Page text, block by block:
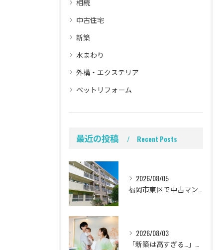
相続
中古住宅
新築
水まわり
外構・エクステリア
ペットリフォーム
最近の投稿 Recent Posts
2026/08/05
福岡市東区で中古マンションを賢くリノベ！家族の理想を叶える失敗しない購入ガイド
2026/08/03
「新築は高すぎる…」と悩む子育て世代へ！福岡県古賀市で賢く叶える理想のリノベーション完全計画